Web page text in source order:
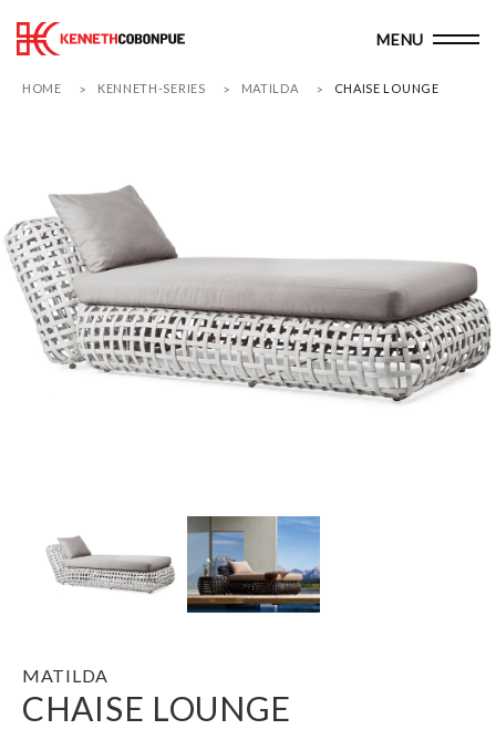
HOME KENNETH-SERIES MATILDA CHAISE LOUNGE
MATILDA
CHAISE LOUNGE